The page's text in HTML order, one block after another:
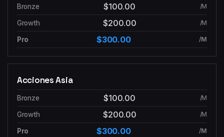
$100.00 /M
$200.00 /M
$300.00 /M
Acciones Asia
$100.00 /M
$200.00 /M
$300.00 /M